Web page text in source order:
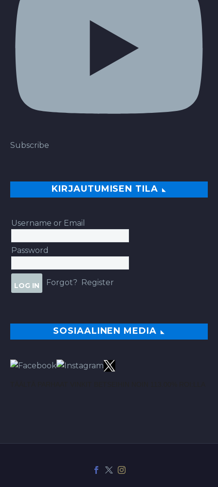
Subscribe
KIRJAUTUMISEN TILA
Username or Email
Password
Forgot? Register
SOSIAALINEN MEDIA